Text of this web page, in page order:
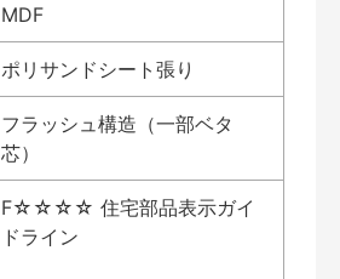
MDF
ポリサンドシート張り
フラッシュ構造（一部ベタ
芯）
F☆☆☆☆ 住宅部品表示ガイ
ドライン